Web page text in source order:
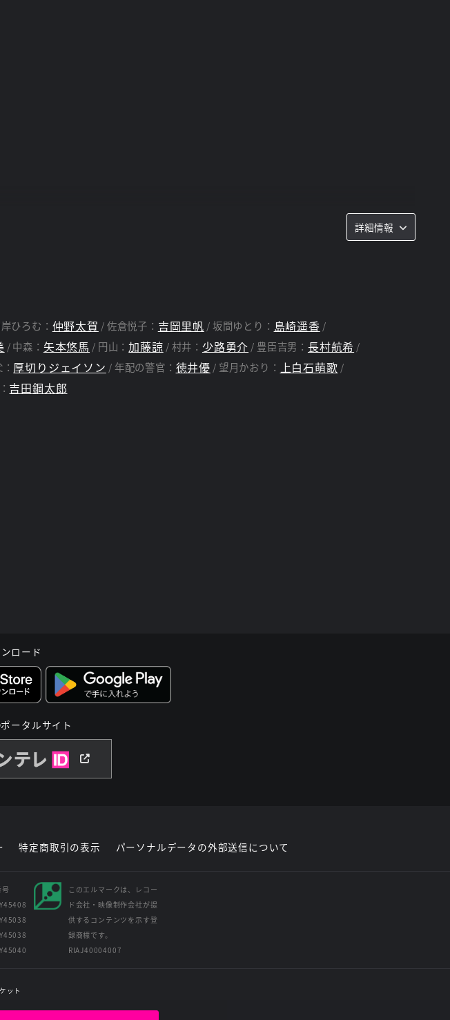
詳細情報
ひろむ： 仲野太賀 佐倉悦子： 吉岡里帆 坂間ゆとり： 島崎遥香
中森： 矢本悠馬 円山：加藤諒 村井： 少路勇介 豊臣吉男： 長村航希
厚切りジェイソン 年配の警官： 徳井優 望月かおり： 上白石萌歌
吉田鋼太郎
ロード
ータルサイト
特定商取引の表示 パーソナルデータの外部送信について
号
このエルマークは、レコー
ド会社・映像制作会社が提
供するコンテンツを示す登
録商標です。
RIAJ40004007